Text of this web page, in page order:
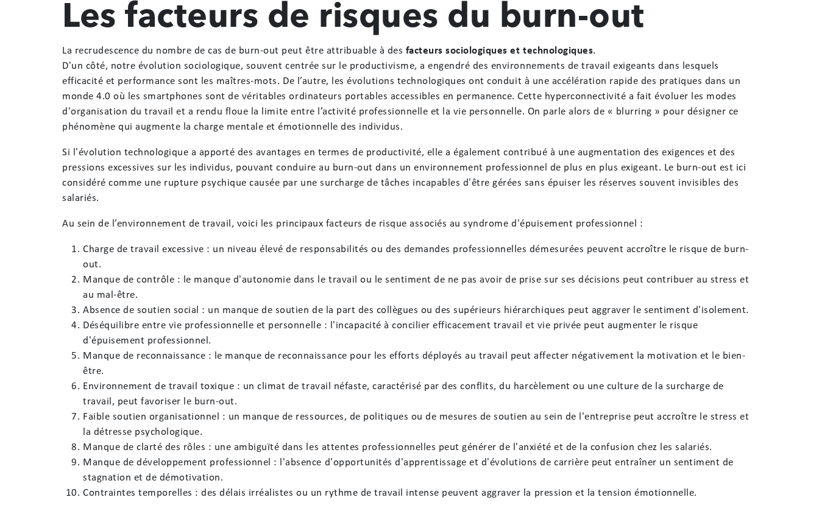
Les facteurs de risques du burn-out
La recrudescence du nombre de cas de burn-out peut être attribuable à des facteurs sociologiques et technologiques.
D'un côté, notre évolution sociologique, souvent centrée sur le productivisme, a engendré des environnements de travail exigeants dans lesquels
efficacité et performance sont les maîtres-mots. De l’autre, les évolutions technologiques ont conduit à une accélération rapide des pratiques dans un
monde 4.0 où les smartphones sont de véritables ordinateurs portables accessibles en permanence. Cette hyperconnectivité a fait évoluer les modes
d'organisation du travail et a rendu floue la limite entre l’activité professionnelle et la vie personnelle. On parle alors de « blurring » pour désigner ce
phénomène qui augmente la charge mentale et émotionnelle des individus.
Si l'évolution technologique a apporté des avantages en termes de productivité, elle a également contribué à une augmentation des exigences et des
pressions excessives sur les individus, pouvant conduire au burn-out dans un environnement professionnel de plus en plus exigeant. Le burn-out est ici
considéré comme une rupture psychique causée par une surcharge de tâches incapables d'être gérées sans épuiser les réserves souvent invisibles des
salariés.
Au sein de l’environnement de travail, voici les principaux facteurs de risque associés au syndrome d'épuisement professionnel :
Charge de travail excessive : un niveau élevé de responsabilités ou des demandes professionnelles démesurées peuvent accroître le risque de burn-
out.
Manque de contrôle : le manque d'autonomie dans le travail ou le sentiment de ne pas avoir de prise sur ses décisions peut contribuer au stress et
au mal-être.
Absence de soutien social : un manque de soutien de la part des collègues ou des supérieurs hiérarchiques peut aggraver le sentiment d'isolement.
Déséquilibre entre vie professionnelle et personnelle : l'incapacité à concilier efficacement travail et vie privée peut augmenter le risque
d'épuisement professionnel.
Manque de reconnaissance : le manque de reconnaissance pour les efforts déployés au travail peut affecter négativement la motivation et le bien-
être.
Environnement de travail toxique : un climat de travail néfaste, caractérisé par des conflits, du harcèlement ou une culture de la surcharge de
travail, peut favoriser le burn-out.
Faible soutien organisationnel : un manque de ressources, de politiques ou de mesures de soutien au sein de l'entreprise peut accroître le stress et
la détresse psychologique.
Manque de clarté des rôles : une ambiguïté dans les attentes professionnelles peut générer de l'anxiété et de la confusion chez les salariés.
Manque de développement professionnel : l'absence d'opportunités d'apprentissage et d'évolutions de carrière peut entraîner un sentiment de
stagnation et de démotivation.
Contraintes temporelles : des délais irréalistes ou un rythme de travail intense peuvent aggraver la pression et la tension émotionnelle.